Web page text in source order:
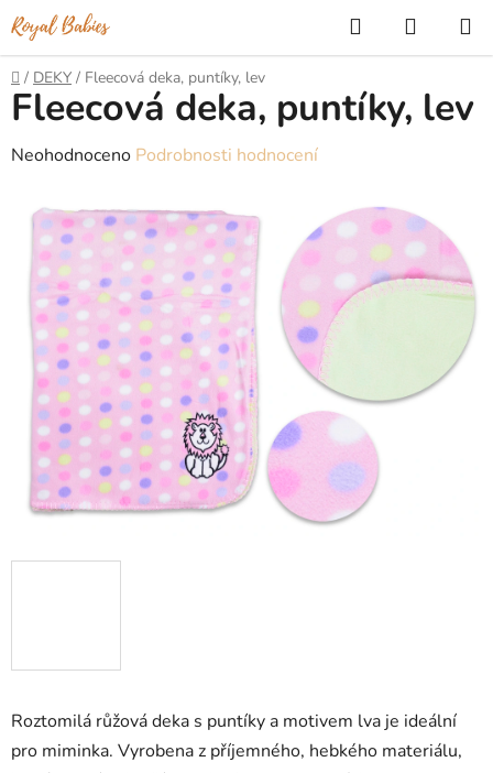
Přejít
na
obsah
Hledat
KOŠÍK
Domů
/ DEKY / Fleecová deka, puntíky, lev
Roztomilá růžová deka s puntíky a motivem lva je ideální
pro miminka. Vyrobena z příjemného, hebkého materiálu,
Fleecová deka, puntíky, lev
Průměrné
produktu
hvězdiček.
Neohodnoceno Podrobnosti hodnocení